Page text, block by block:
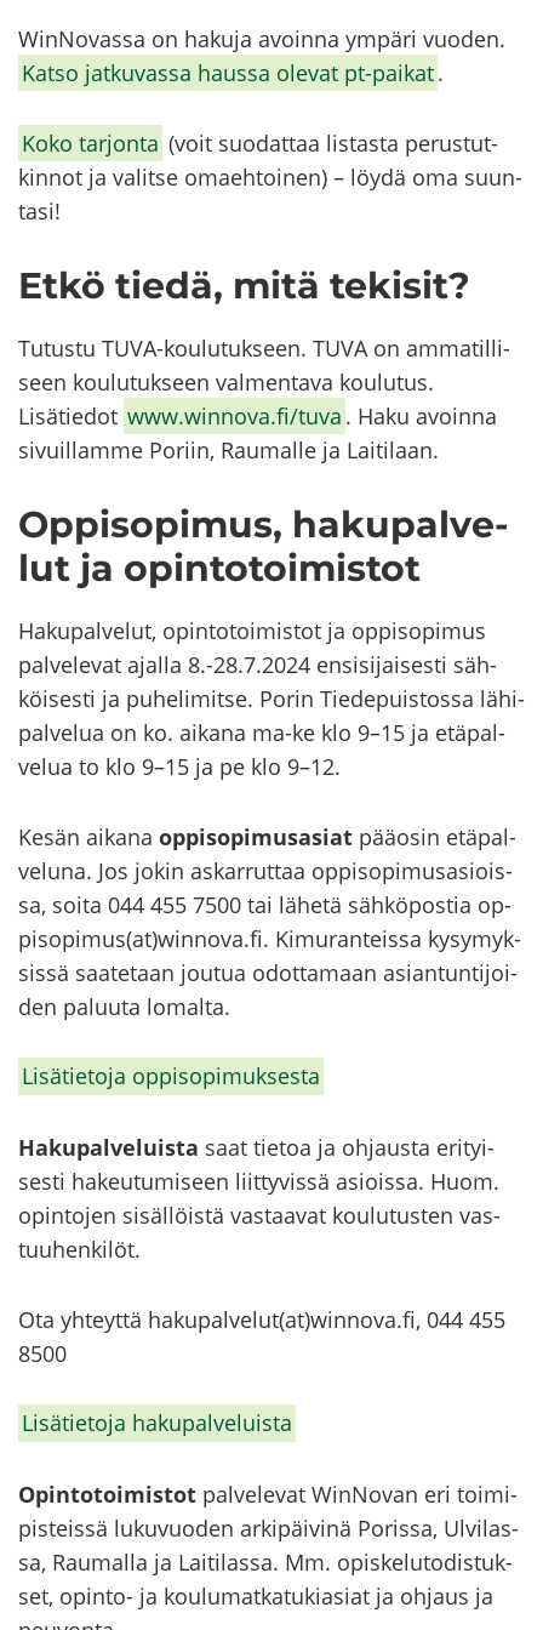
WinNovassa on ha­ku­ja avoin­na ym­pä­ri vuo­den.
Katso jat­ku­vas­sa haus­sa ole­vat pt-​​paikat.
Koko tar­jon­ta (voit suo­dat­taa lis­tas­ta pe­rus­tut­
kin­not ja va­lit­se omaeh­toi­nen) – löydä oma suun­
ta­si!
Etkö tiedä, mitä te­ki­sit?
Tu­tus­tu TUVA-​​​koulutukseen. TUVA on am­ma­til­li­
seen kou­lu­tuk­seen val­men­ta­va kou­lu­tus.
Li­sä­tie­dot www.winnova.fi/tuva . Haku avoin­na
si­vuil­lam­me Po­riin, Rau­mal­le ja Lai­ti­laan.
Op­pi­so­pi­mus, ha­ku­pal­ve­
lut ja opin­to­toi­mis­tot
Ha­ku­pal­ve­lut, opin­to­toi­mis­tot ja op­pi­so­pi­mus
pal­ve­le­vat ajal­la 8.-28.7.2024 en­si­si­jai­ses­ti säh­
köi­ses­ti ja pu­he­li­mit­se. Porin Tie­de­puis­tos­sa lä­hi­
pal­ve­lua on ko. ai­ka­na ma-ke klo 9–15 ja etä­pal­
ve­lua to klo 9–15 ja pe klo 9–12.
Kesän ai­ka­na op­pi­so­pi­mus­asiat pää­osin etä­pal­
ve­lu­na. Jos jokin as­kar­rut­taa op­pi­so­pi­mus­asiois­
sa, soita 044 455 7500 tai lä­he­tä säh­kö­pos­tia op­
pi­so­pi­mus(at)winnova.fi. Ki­mu­ran­teis­sa ky­sy­myk­
sis­sä saa­te­taan jou­tua odot­ta­maan asian­tun­ti­joi­
den pa­luu­ta lo­mal­ta.
Li­sä­tie­to­ja op­pi­so­pi­muk­ses­ta
Ha­ku­pal­ve­luis­ta saat tie­toa ja oh­jaus­ta eri­tyi­
ses­ti ha­keu­tu­mi­seen liit­ty­vis­sä asiois­sa. Huom.
opin­to­jen si­säl­löis­tä vas­taa­vat kou­lu­tus­ten vas­
tuu­hen­ki­löt.
Ota yh­teyt­tä ha­ku­pal­ve­lut(at)winnova.fi, 044 455
8500
Li­sä­tie­to­ja ha­ku­pal­ve­luis­ta
Opin­to­toi­mis­tot pal­ve­le­vat WinNovan eri toi­mi­
pis­teis­sä lu­ku­vuo­den ar­ki­päi­vi­nä Po­ris­sa, Ul­vi­las­
sa, Rau­mal­la ja Lai­ti­las­sa. Mm. opis­ke­lu­to­dis­tuk­
set, opinto-​​​ ja kou­lu­mat­ka­tu­ki­asiat ja oh­jaus ja